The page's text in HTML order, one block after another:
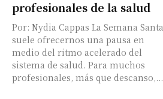
profesionales de la salud
Por: Nydia Cappas La Semana Santa
suele ofrecernos una pausa en
medio del ritmo acelerado del
sistema de salud. Para muchos
profesionales, más que descanso,...